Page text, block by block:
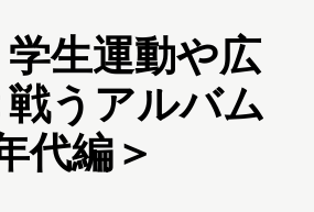
生運動や広
うアルバム
代編＞